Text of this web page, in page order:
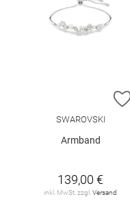
SWAROVSKI
Armband
139,00 €
inkl. MwSt. zzgl. Versand